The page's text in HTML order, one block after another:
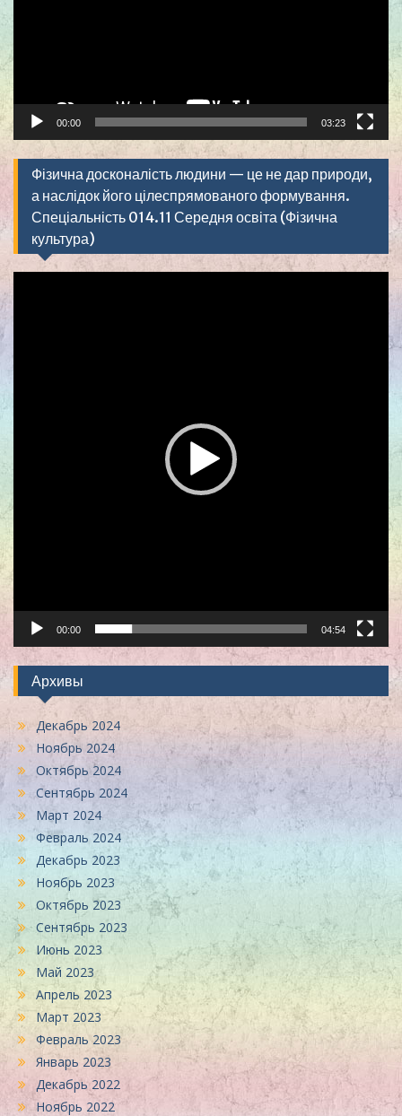
00:00 03:23
Фізична досконалість людини — це не дар природи,
а наслідок його цілеспрямованого формування.
Спеціальність 014.11 Середня освіта (Фізична
культура)
00:00 04:54
Архивы
Декабрь 2024
Ноябрь 2024
Октябрь 2024
Сентябрь 2024
Март 2024
Февраль 2024
Декабрь 2023
Ноябрь 2023
Октябрь 2023
Сентябрь 2023
Июнь 2023
Май 2023
Апрель 2023
Март 2023
Февраль 2023
Январь 2023
Декабрь 2022
Ноябрь 2022